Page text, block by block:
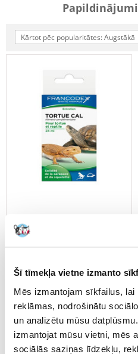
Šī tīmekļa vietne izmanto
Mēs izmantojam sīkfailus, lai
reklāmas, nodrošinātu
un analizētu mūsu
izmantojat mūsu vietni, mēs
sociālās saziņas līdzekļu,
Kārtot pēc popularitātes: Augstākā
24 ml
€6.12
PIEVIENOT GROZAM